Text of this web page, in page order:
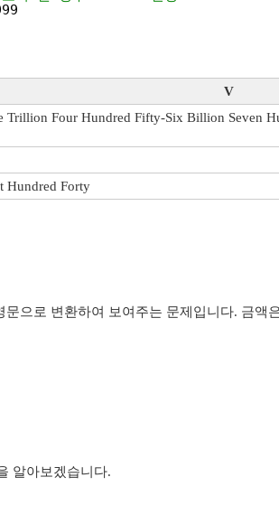
V
Trillion Four Hundred Fifty-Six Billion Seven
Hundred Forty
으로 변환하여 보여주는 문제입니다. 금액
알아보겠습니다.